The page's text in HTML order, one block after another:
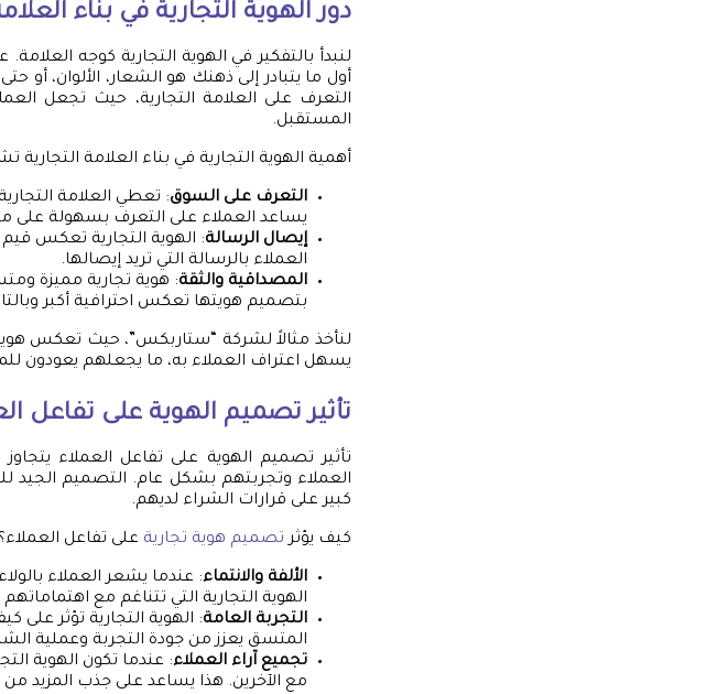
دور الهوية التجارية في بناء
لنبدأ بالتفكير في الهوية التجارية كوجه
أول ما يتبادر إلى ذهنك هو الشعار، الألوان، أو
التعرف على العلامة التجارية، حيث تجعل
المستقبل.
أهمية الهوية التجارية في بناء العلامة التجارية
التعرف على السوق: تعطي العلامة
يساعد العملاء على التعرف بسهولة على
إيصال الرسالة: الهوية التجارية تعكس قيم
العملاء بالرسالة التي تريد إيصالها.
المصداقية والثقة: هوية تجارية مميزة
بتصميم هويتها تعكس احترافية أكبر
لنأخذ مثالاً لشركة “ستاربكس”، حيث تعكس
يسهل اعتراف العملاء به، ما يجعلهم يعودون
تأثير تصميم الهوية على تفاعل
تأثير تصميم الهوية على تفاعل العملاء
العملاء وتجربتهم بشكل عام. التصميم الجيد
كبير على قرارات الشراء لديهم.
كيف يؤثر تصميم هوية تجارية على تفاعل العملاء؟
الألفة والانتماء: عندما يشعر العملاء
الهوية التجارية التي تتناغم مع
التجربة العامة: الهوية التجارية تؤثر على
المتسق يعزز من جودة التجربة وعملية
تجميع آراء العملاء: عندما تكون الهوية
مع الآخرين. هذا يساعد على جذب المزيد من